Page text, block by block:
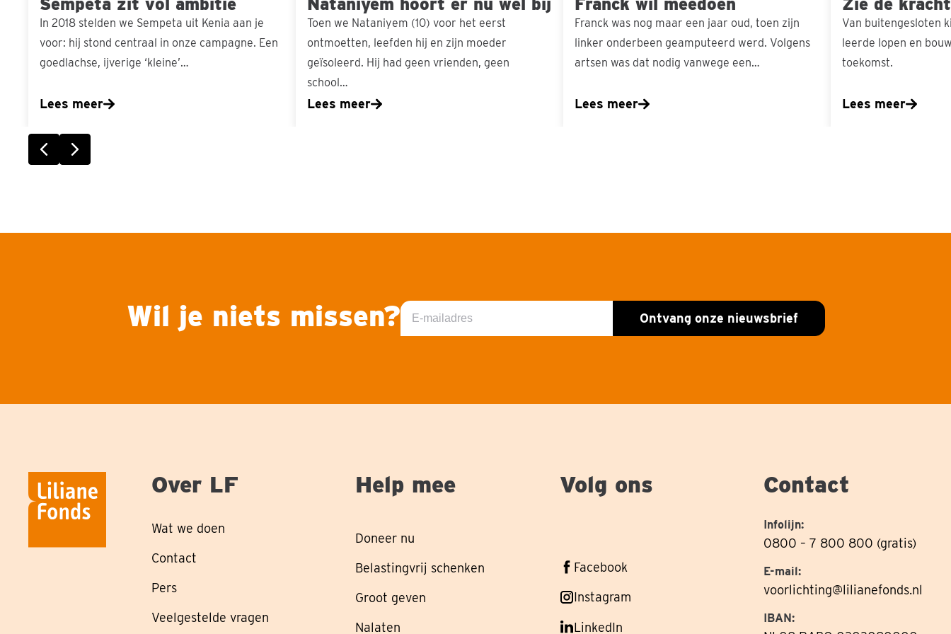
In 2018 stelden we Sempeta uit Kenia aan je
voor: hij stond centraal in onze campagne. Een
goedlachse, ijverige ‘kleine’…
Lees meer
Toen we Nataniyem (10) voor het eerst
ontmoetten, leefden hij en zijn moeder
geïsoleerd. Hij had geen vrienden, geen
school…
Lees meer
Franck was nog maar een jaar oud, toen zijn
linker onderbeen geamputeerd werd. Volgens
artsen was dat nodig vanwege een…
Lees meer
Van buitengesloten
leerde lopen en
toekomst.
Lees meer
Vorige slideVolgende slide
Wil je niets missen?E-
mailadres
Ontvang onze nieuwsbrief
Over LF
Wat we doen
Contact
Pers
Veelgestelde vragen
Help mee
Doneer nu
Belastingvrij schenken
Groot geven
Nalaten
Volg ons
Volg
op
Facebook
Volg
Instagram
Volg
LinkedIn
Contact
Infolijn:
0800 – 7 800 800 (gratis)
E-mail:
voorlichting@lilianefonds.nl
IBAN: